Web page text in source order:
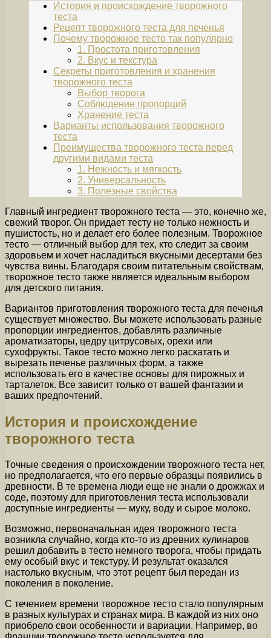
История и происхождение творожного
теста
Рецепт творожного теста для печенья
Почему творожное тесто так популярно
1. Простота приготовления
2. Вкус и текстура
Секреты приготовления и хранения
творожного теста
Выбор творога
Соблюдение пропорций
Хранение теста
Варианты использования творожного
теста
Преимущества творожного теста перед
другими видами теста
1. Нежность и мягкость
2. Универсальность
3. Полезные свойства
Главный ингредиент творожного теста — это, конечно же,
свежий творог. Он придает тесту не только нежность и
пушистость, но и делает его более полезным. Творожное
тесто — отличный выбор для тех, кто следит за своим
здоровьем и хочет насладиться вкусными десертами без
чувства вины. Благодаря своим питательным свойствам,
творожное тесто также является идеальным выбором
для детского питания.
Вариантов приготовления творожного теста для печенья
существует множество. Вы можете использовать разные
пропорции ингредиентов, добавлять различные
ароматизаторы, цедру цитрусовых, орехи или
сухофрукты. Такое тесто можно легко раскатать и
вырезать печенье различных форм, а также
использовать его в качестве основы для пирожных и
тарталеток. Все зависит только от вашей фантазии и
ваших предпочтений.
История и происхождение
творожного теста
Точные сведения о происхождении творожного теста нет,
но предполагается, что его первые образцы появились в
древности. В те времена люди еще не знали о дрожжах и
соде, поэтому для приготовления теста использовали
доступные ингредиенты — муку, воду и сырое молоко.
Возможно, первоначальная идея творожного теста
возникла случайно, когда кто-то из древних кулинаров
решил добавить в тесто немного творога, чтобы придать
ему особый вкус и текстуру. И результат оказался
настолько вкусным, что этот рецепт был передан из
поколения в поколение.
С течением времени творожное тесто стало популярным
в разных культурах и странах мира. В каждой из них оно
приобрело свои особенности и вариации. Например, во